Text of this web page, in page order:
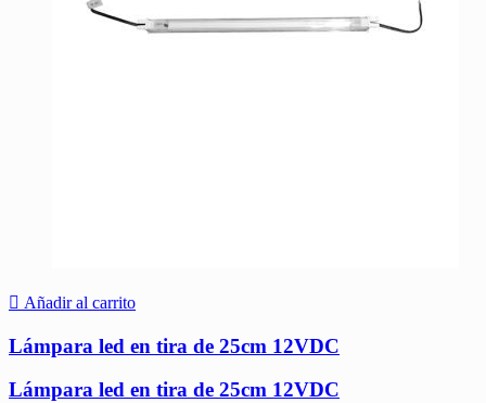
Añadir al carrito
Lámpara led en tira de 25cm 12VDC
Lámpara led en tira de 25cm 12VDC